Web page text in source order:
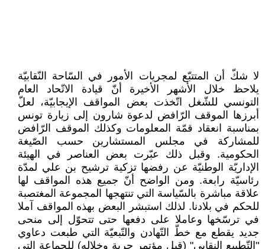
لا شكّ أن المتتبّع لمجريات الأمور في السّاحة النّقابيّة
يلاحظ خلال الأشهر الأخيرة أنّ قيادة الاتّحاد العام
التونسي للشّغل اتّخذت بعض المواقف الإيجابيّة، لعلّ
أبرزها الموقف الرّافض لدعوة شارون إلى زيارة تونس
بمناسبة انعقاد قمّة المعلومات وكذلك الموقف الرّافض
للمشاركة في مجلس المستشارين حسب الصّيغة
الحكومية. وقبل ذلك عبّرت بعض العناصر في الهيئة
الإداريّة الوطنيّة عن رفضها تزكية ترشيح بن علي لمدّة
رئاسيّة رابعة. ومن الواضح أنّ جميع هذه المواقف لها
علاقة مباشرة بالسّياسة التي تنتهجها المجموعة المغتصبة
للحكم في بلادنا. لذلك استبشر البعض بهذه المواقف آملا
في ترسّخها وعاملا على دفعها حتى تتحوّل إلى منحى
جديد يقطع مع خطّ التّهادن والتّبعيّة التي طبعت دعاوي
"التّطبيع النقابي" (قبل مؤتمر جربة وخلاله) للجماعة التي